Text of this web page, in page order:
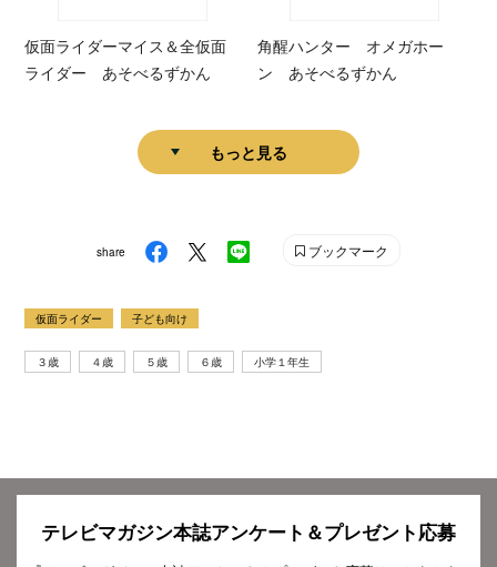
仮面ライダーマイス＆全仮面
ライダー あそべるずかん
角醒ハンター オメガホー
ン あそべるずかん
もっと見る
share ブックマーク
仮面ライダー 子ども向け
３歳 ４歳 ５歳 ６歳 小学１年生
テレビマガジン本誌アンケート＆プレゼント応募